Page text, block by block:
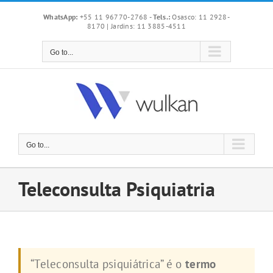
WhatsApp: +55 11 96770-2768 -Tels.: Osasco: 11 2928-
8170 | Jardins: 11 3885-4511
Go to...
Go to...
Teleconsulta Psiquiatria
“Teleconsulta psiquiátrica” é o termo